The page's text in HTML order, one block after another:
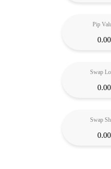
Pip
0.00
Swap
0.00
Swap
0.00